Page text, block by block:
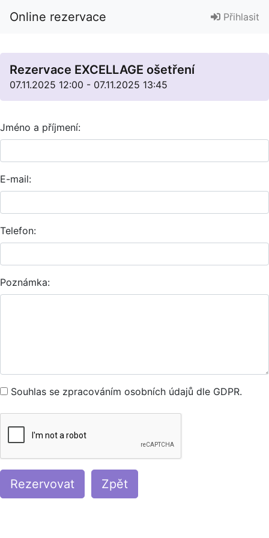
Online rezervace Přihlasit
Rezervace EXCELLAGE ošetření
07.11.2025 12:00 - 07.11.2025 13:45
Jméno a příjmení:
E-mail:
Telefon:
Poznámka:
Souhlas se zpracováním osobních údajů dle GDPR.
Rezervovat Zpět